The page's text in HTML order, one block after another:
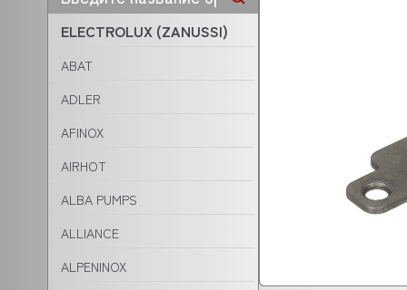
ELECTROLUX (ZANUSSI)
ABAT
ADLER
AFINOX
AIRHOT
ALBA PUMPS
ALLIANCE
ALPENINOX